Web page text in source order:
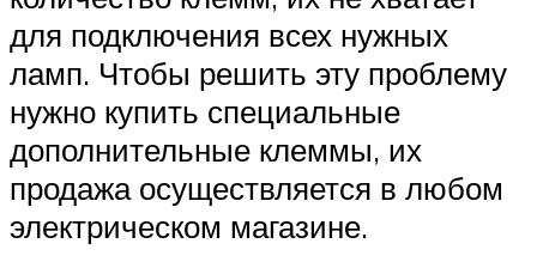
для подключения всех нужных
ламп. Чтобы решить эту проблему
нужно купить специальные
дополнительные клеммы, их
продажа осуществляется в любом
электрическом магазине.